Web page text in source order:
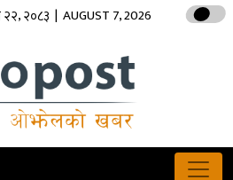
२२,२०८३ | AUGUST 7, 2026